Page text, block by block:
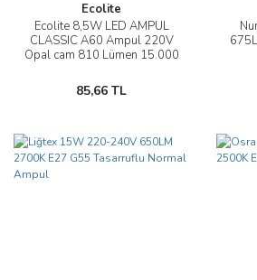
Ecolite
Ecolite 8,5W LED AMPUL
CLASSIC A60 Ampul 220V
Opal cam 810 Lümen 15.000
85,66 TL